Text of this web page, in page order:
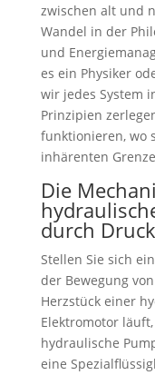
zwischen alt und
Wandel in der
und
es ein Physiker
wir jedes System
Prinzipien
funktionieren, wo
inhärenten
Die
durch Druck
Stellen Sie sich
der Bewegung
Herzstück einer
Elektromotor
hydraulische
eine